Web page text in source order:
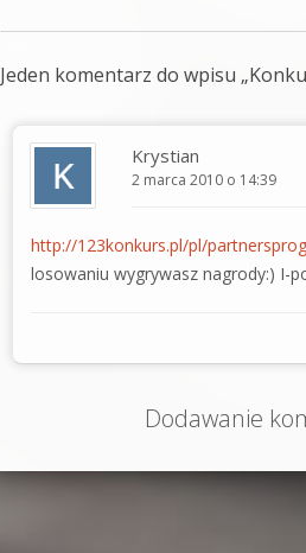
Jeden komentarz do wpisu „
Krystian
2 marca 2010 o 14:39
http://123konkurs.pl/pl/
losowaniu wygrywasz nagrody:) I-
Dodawanie